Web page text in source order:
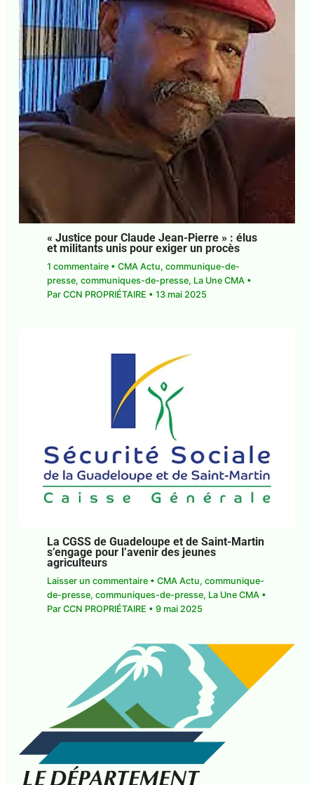
« Justice pour Claude Jean-Pierre » : élus
et militants unis pour exiger un procès
1 commentaire •CMA Actu,communique-de-
ParCCN PROPRIÉTAIRE•13 mai 2025
Laisser un commentaire •CMA Actu,
communique-de-presse
presse, La Une CMA• Par CCN PROPRIÉTAIRE•9
mai 2025
E-mail*
l'accord de confidentialité